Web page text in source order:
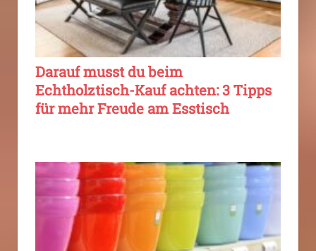
Darauf musst du beim
Echtholztisch-Kauf achten: 3 Tipps
für mehr Freude am Esstisch